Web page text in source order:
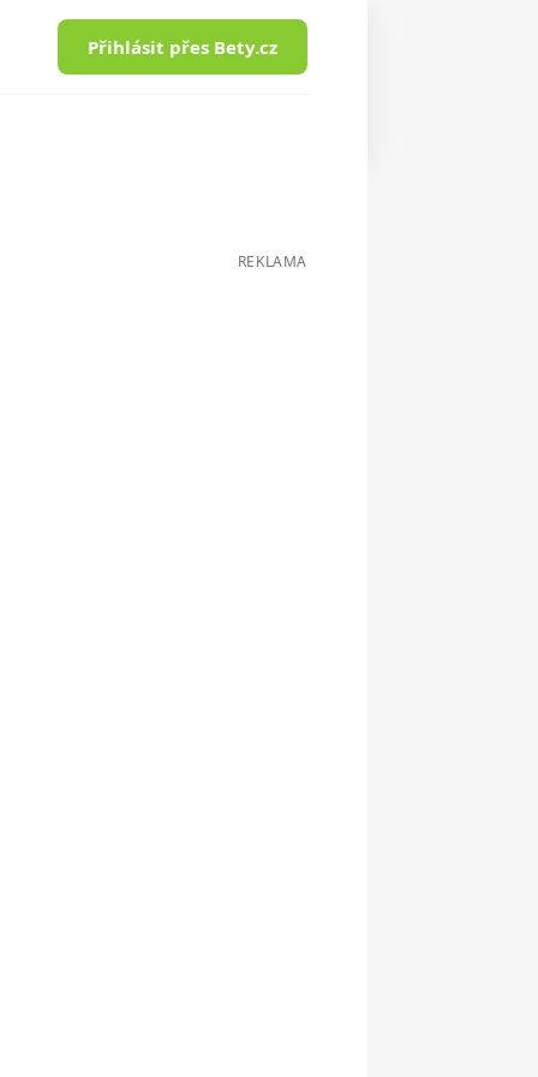
Přihlásit přes Bety.cz
REKLAMA